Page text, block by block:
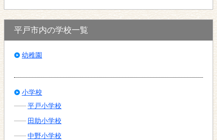
平戸市内の学校一覧
幼稚園
小学校
平戸小学校
田助小学校
中野小学校